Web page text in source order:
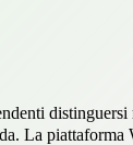
distinguersi
La